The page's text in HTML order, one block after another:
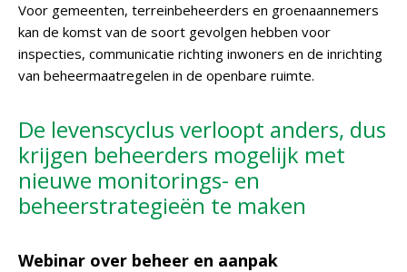
Voor gemeenten, terreinbeheerders en groenaannemers
kan de komst van de soort gevolgen hebben voor
inspecties, communicatie richting inwoners en de inrichting
van beheermaatregelen in de openbare ruimte.
De levenscyclus verloopt anders, dus
krijgen beheerders mogelijk met
nieuwe monitorings- en
beheerstrategieën te maken
Webinar over beheer en aanpak